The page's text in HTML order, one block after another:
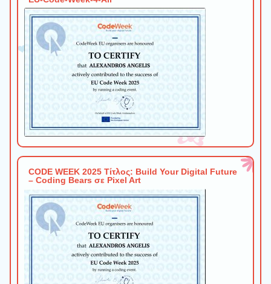
CODE WEEK 2025 Τίτλος: Build Your Digital Future
– Coding Bears σε Pixel Art